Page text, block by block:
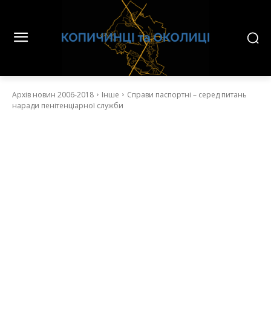
Архів новин 2006-2018 Інше
Справи паспортні – серед питань
наради пенітенціарної служби